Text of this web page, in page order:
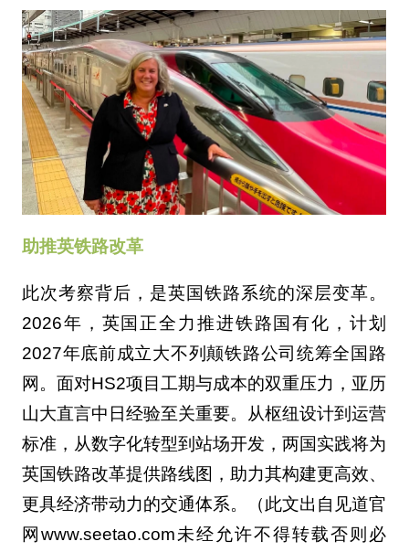
助推英铁路改革
此次考察背后，是英国铁路系统的深层变革。
2026年，英国正全力推进铁路国有化，计划
2027年底前成立大不列颠铁路公司统筹全国路
网。面对HS2项目工期与成本的双重压力，亚历
山大直言中日经验至关重要。从枢纽设计到运营
标准，从数字化转型到站场开发，两国实践将为
英国铁路改革提供路线图，助力其构建更高效、
更具经济带动力的交通体系。（此文出自见道官
网www.seetao.com未经允许不得转载否则必